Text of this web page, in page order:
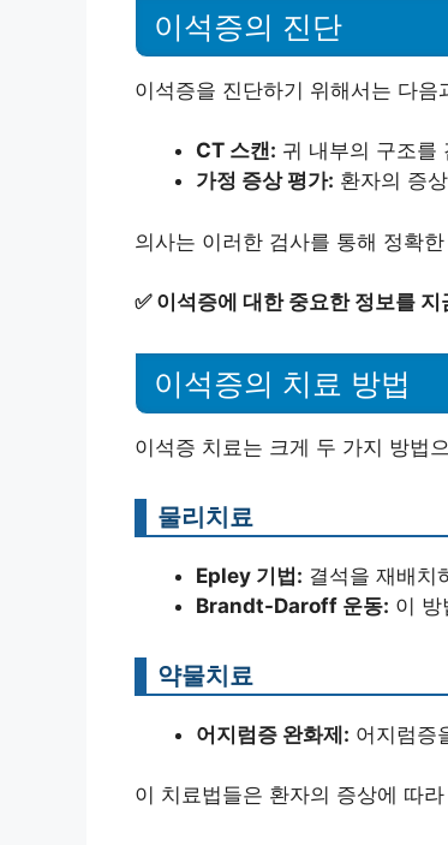
이석증의 진단
이석증을 진단하기 위해서는 다
CT 스캔: 귀 내부의 구조를
가정 증상 평가: 환자의 증
의사는 이러한 검사를 통해 정확
✅ 이석증에 대한 중요한 정보를
이석증의 치료 방법
이석증 치료는 크게 두 가지 방법
물리치료
Epley 기법: 결석을 재배치
Brandt-Daroff 운동: 이 방
약물치료
어지럼증 완화제: 어지럼증
이 치료법들은 환자의 증상에 따